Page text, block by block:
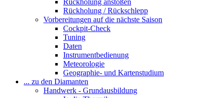
Rückholung anstoßen
Rückholung / Rückschlepp
Vorbereitungen auf die nächste Saison
Cockpit-Check
Tuning
Daten
Instrumentbedienung
Meteorologie
Geographie- und Kartenstudium
... zu den Diamanten
Handwerk - Grundausbildung